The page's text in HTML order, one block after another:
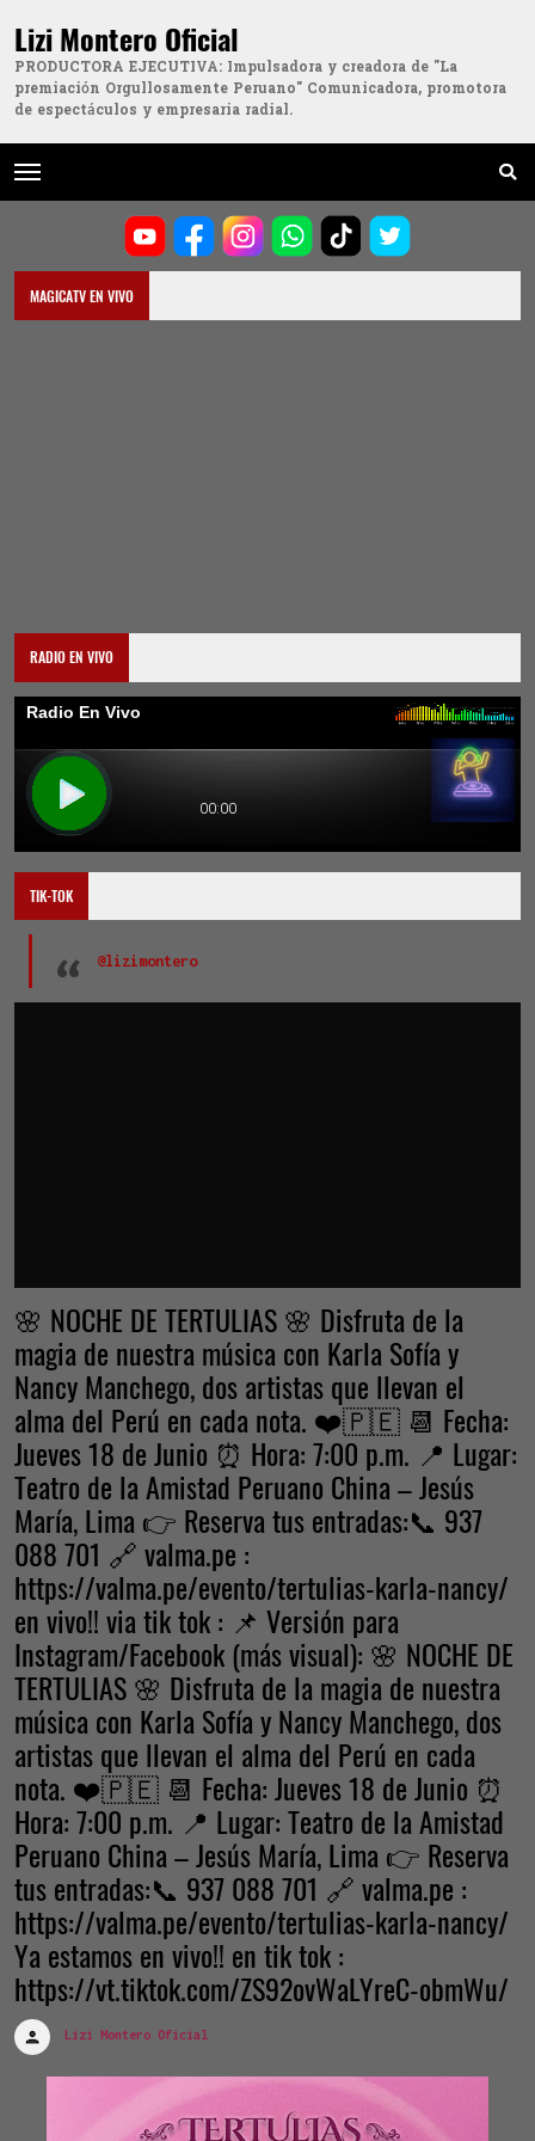
Lizi Montero Oficial
PRODUCTORA EJECUTIVA: Impulsadora y creadora de "La
premiación Orgullosamente Peruano" Comunicadora, promotora
de espectáculos y empresaria radial.
MAGICATV EN VIVO
RADIO EN VIVO
TIK-TOK
@lizimontero
🌸 NOCHE DE TERTULIAS 🌸 Disfruta de la
magia de nuestra música con Karla Sofía y
Nancy Manchego, dos artistas que llevan el
alma del Perú en cada nota. ❤️🇵🇪 📆 Fecha:
Jueves 18 de Junio ⏰ Hora: 7:00 p.m. 📍 Lugar:
Teatro de la Amistad Peruano China – Jesús
María, Lima 👉 Reserva tus entradas:📞 937
088 701 🔗 valma.pe :
https://valma.pe/evento/tertulias-karla-nancy/
en vivo!! via tik tok : 📌 Versión para
Instagram/Facebook (más visual): 🌸 NOCHE DE
TERTULIAS 🌸 Disfruta de la magia de nuestra
música con Karla Sofía y Nancy Manchego, dos
artistas que llevan el alma del Perú en cada
nota. ❤️🇵🇪 📆 Fecha: Jueves 18 de Junio ⏰
Hora: 7:00 p.m. 📍 Lugar: Teatro de la Amistad
Peruano China – Jesús María, Lima 👉 Reserva
tus entradas:📞 937 088 701 🔗 valma.pe :
https://valma.pe/evento/tertulias-karla-nancy/
Ya estamos en vivo!! en tik tok :
https://vt.tiktok.com/ZS92ovWaLYreC-obmWu/
Lizi Montero Oficial